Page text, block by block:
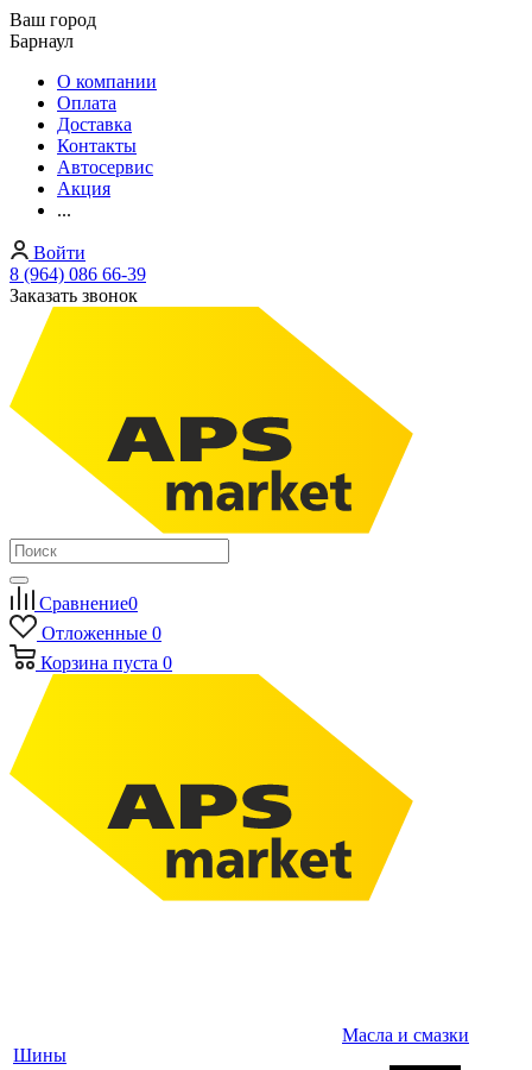
Ваш город
Барнаул
О компании
Оплата
Доставка
Контакты
Автосервис
Акция
...
Войти
8 (964) 086 66-39
Заказать звонок
Сравнение0
Отложенные 0
Корзина пуста 0
Шины
Масла и смазки